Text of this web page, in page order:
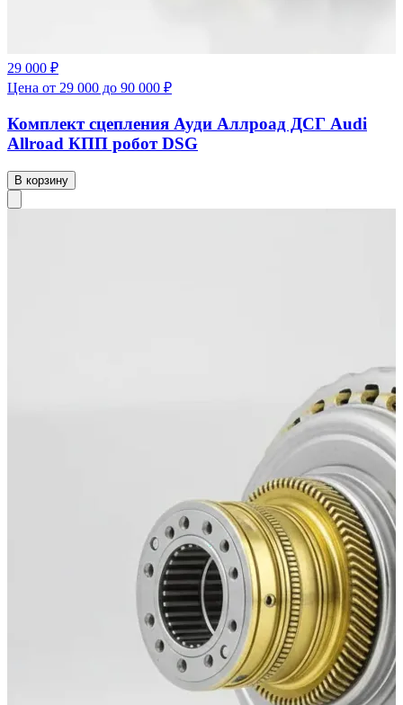
29 000 ₽
Цена от 29 000 до 90 000 ₽
Комплект сцепления Ауди Аллроад ДСГ Audi
Allroad КПП робот DSG
В корзину